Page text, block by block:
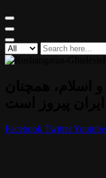
Facebook TwitterYoutube